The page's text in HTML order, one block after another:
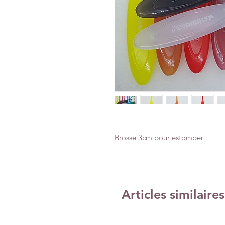
Brosse 3cm pour estomper
Articles similaires